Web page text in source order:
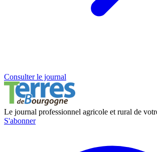
Consulter le journal
Le journal professionnel agricole et rural de
S'abonner